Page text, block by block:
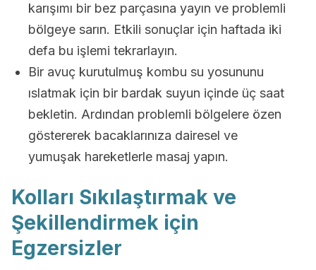
karışımı bir bez parçasına yayın ve problemli
bölgeye sarın. Etkili sonuçlar için haftada iki
defa bu işlemi tekrarlayın.
Bir avuç kurutulmuş kombu su yosununu
ıslatmak için bir bardak suyun içinde üç saat
bekletin. Ardından problemli bölgelere özen
göstererek bacaklarınıza dairesel ve
yumuşak hareketlerle masaj yapın.
Kolları Sıkılaştırmak ve
Şekillendirmek için
Egzersizler